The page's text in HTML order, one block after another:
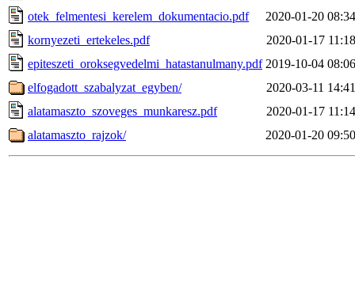
otek_felmentesi_kerelem_dokumentacio.pdf
2020-01-20 08:34
kornyezeti_ertekeles.pdf
2020-01-17 11:18
epiteszeti_oroksegvedelmi_hatastanulmany.pdf 2019-10-04 08:06
elfogadott_szabalyzat_egyben/
2020-03-11 14:41
alatamaszto_szoveges_munkaresz.pdf
2020-01-17 11:14
alatamaszto_rajzok/
2020-01-20 09:50